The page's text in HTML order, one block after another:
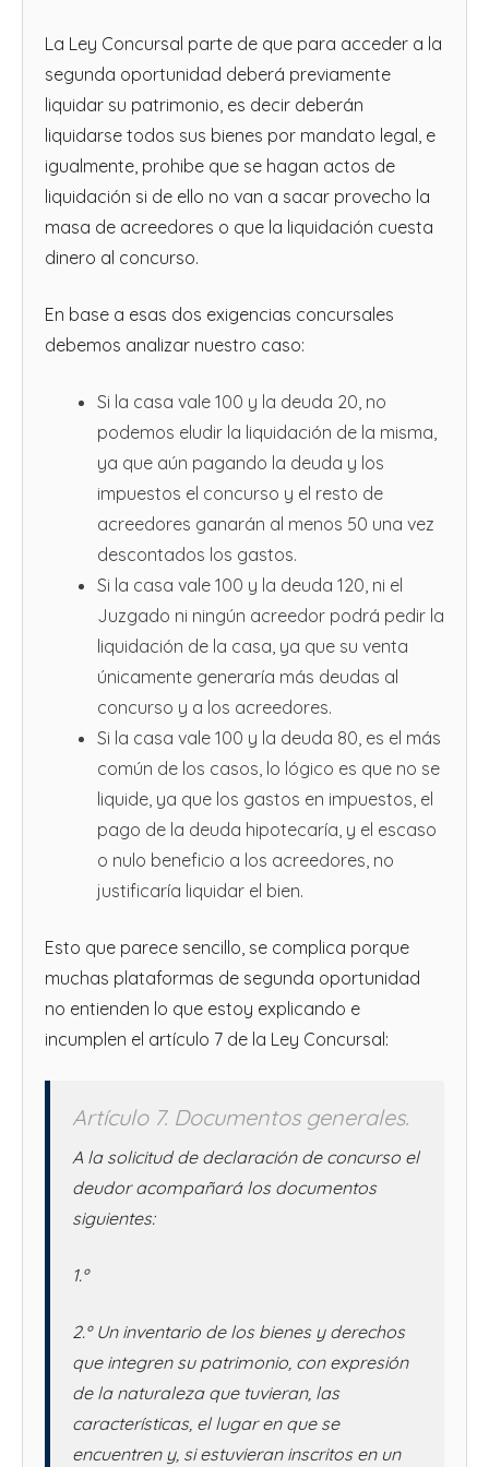
La Ley Concursal parte de que para acceder a la
segunda oportunidad deberá previamente
liquidar su patrimonio, es decir deberán
liquidarse todos sus bienes por mandato legal, e
igualmente, prohibe que se hagan actos de
liquidación si de ello no van a sacar provecho la
masa de acreedores o que la liquidación cuesta
dinero al concurso.
En base a esas dos exigencias concursales
debemos analizar nuestro caso:
Si la casa vale 100 y la deuda 20, no
podemos eludir la liquidación de la misma,
ya que aún pagando la deuda y los
impuestos el concurso y el resto de
acreedores ganarán al menos 50 una vez
descontados los gastos.
Si la casa vale 100 y la deuda 120, ni el
Juzgado ni ningún acreedor podrá pedir la
liquidación de la casa, ya que su venta
únicamente generaría más deudas al
concurso y a los acreedores.
Si la casa vale 100 y la deuda 80, es el más
común de los casos, lo lógico es que no se
liquide, ya que los gastos en impuestos, el
pago de la deuda hipotecaría, y el escaso
o nulo beneficio a los acreedores, no
justificaría liquidar el bien.
Esto que parece sencillo, se complica porque
muchas plataformas de segunda oportunidad
no entienden lo que estoy explicando e
incumplen el artículo 7 de la Ley Concursal:
Artículo 7. Documentos generales.
A la solicitud de declaración de concurso el
deudor acompañará los documentos
siguientes:
1.º
2.º Un inventario de los bienes y derechos
que integren su patrimonio, con expresión
de la naturaleza que tuvieran, las
características, el lugar en que se
encuentren y, si estuvieran inscritos en un